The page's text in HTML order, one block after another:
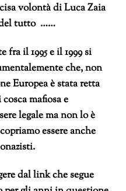
volontà di Luca Zaia
del tutto ……
fra il 1995 e il 1999 si
che, non
Europea è stata retta
mafiosa e
legale ma non lo è
essere anche
dal link che segue